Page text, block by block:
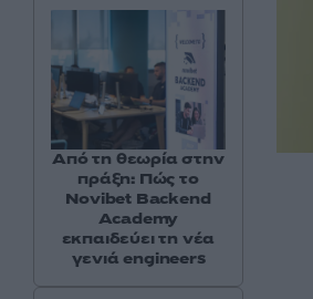
Από τη θεωρία στην
πράξη: Πώς το
Novibet Backend
Academy
εκπαιδεύει τη νέα
γενιά engineers